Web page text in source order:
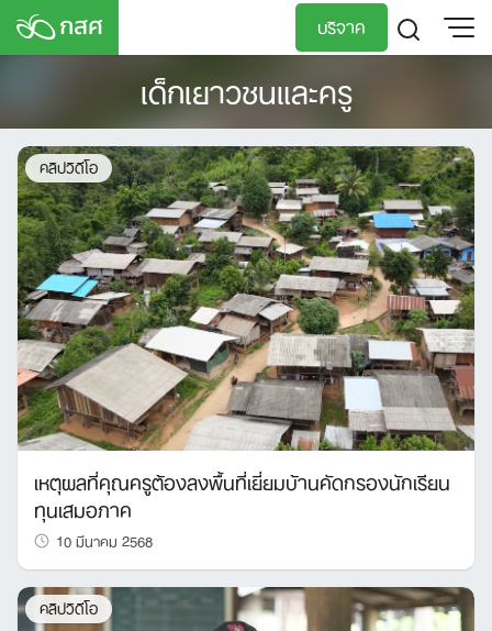
Skip
บริจาค
เด็กเยาวชนและครู
คลิปวิดีโอ
เหตุผลที่คุณครูต้องลงพื้นที่เยี่ยมบ้านคัดกรองนักเรียน
ทุนเสมอภาค
10 มีนาคม 2568
คลิปวิดีโอ